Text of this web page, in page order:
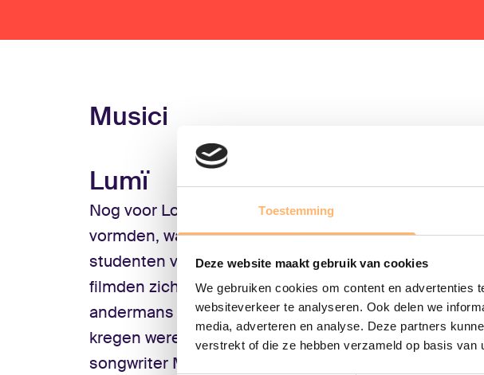
Toestemming
Deze website maakt gebruik van cookies
We gebruiken cookies om content en advertenties
websiteverkeer te analyseren. Ook delen we
media, adverteren en analyse. Deze partners
verstrekt of die ze hebben verzameld op basis van
Musici
Lumï
Nog voor Loeki Jeuken en Claudia Verbakel goed en
vormden, was Lumï al een online succes. De twee
studenten van het Codarts Conservatorium van
filmden zichzelf terwijl ze meerstemmige folkversies
andermans liedjes. Dat sloeg aan; de twee dames
kregen wereldwijd fans. Dat viel ook de Portugese
songwriter MARO op, die een sessie met ze opnam,